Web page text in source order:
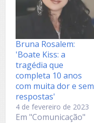
Bruna Rosalem:
'Boate Kiss: a
tragédia que
completa 10 anos
com muita dor e sem
respostas'
4 de fevereiro de 2023
Em "Comunicação"